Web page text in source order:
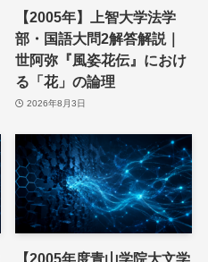
【2005年】上智大学法学
部・国語大問2解答解説｜
世阿弥『風姿花伝』におけ
る「花」の論理
2026年8月3日
【2005年度青山学院大文学